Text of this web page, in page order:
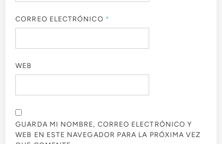
CORREO ELECTRÓNICO *
WEB
GUARDA MI NOMBRE, CORREO ELECTRÓNICO Y
WEB EN ESTE NAVEGADOR PARA LA PRÓXIMA VEZ